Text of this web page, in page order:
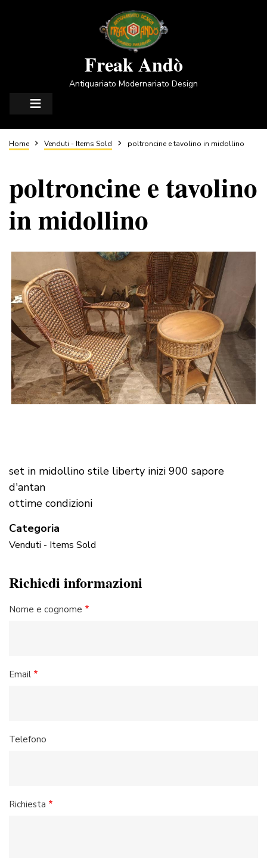
Freak Andò
Antiquariato Modernariato Design
Briciole
di
pane
Home Venduti - Items Sold poltroncine e tavolino in midollino
poltroncine e tavolino
in midollino
set in midollino stile liberty inizi 900 sapore
d'antan
ottime condizioni
Categoria
Venduti - Items Sold
Richiedi informazioni
Nome e cognome
Email
Telefono
Richiesta